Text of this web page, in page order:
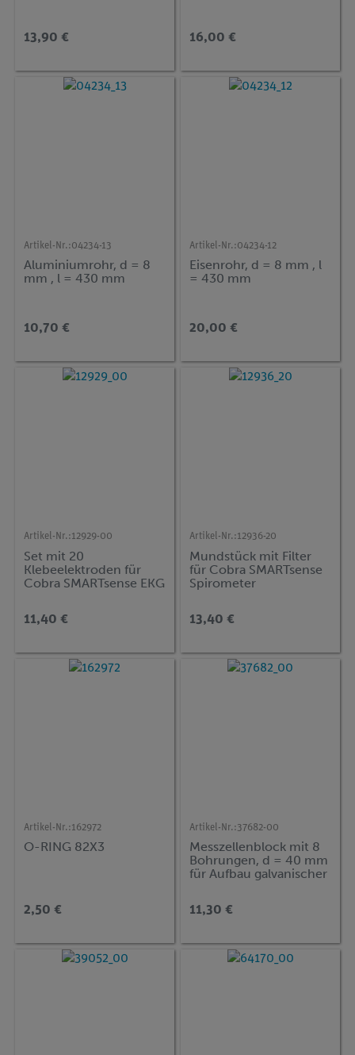
13,90 € 16,00 €
Artikel-Nr.:04234-13
Aluminiumrohr, d = 8
mm , l = 430 mm
10,70 €
Artikel-Nr.:04234-12
Eisenrohr, d = 8 mm , l
= 430 mm
20,00 €
Artikel-Nr.:12929-00
Set mit 20
Klebeelektroden für
Cobra SMARTsense EKG
11,40 €
Artikel-Nr.:12936-20
Mundstück mit Filter
für Cobra SMARTsense
Spirometer
13,40 €
Artikel-Nr.:162972
O-RING 82X3
2,50 €
Artikel-Nr.:37682-00
Messzellenblock mit 8
Bohrungen, d = 40 mm
für Aufbau galvanischer
11,30 €